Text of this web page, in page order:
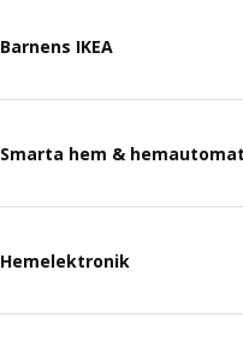
Barnens IKEA
Smarta hem &
Hemelektronik